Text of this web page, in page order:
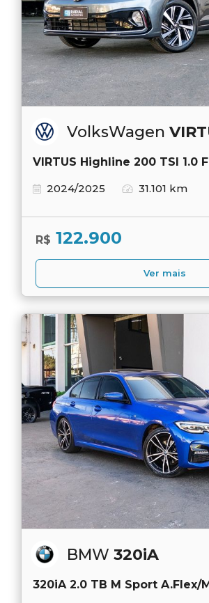
VolksWagen
VIRTUS Highline 200 TSI 1.0
2024/2025
31.101 km
R$ 122.900
Ver mais
BMW 320iA
320iA 2.0 TB M Sport A.Flex/